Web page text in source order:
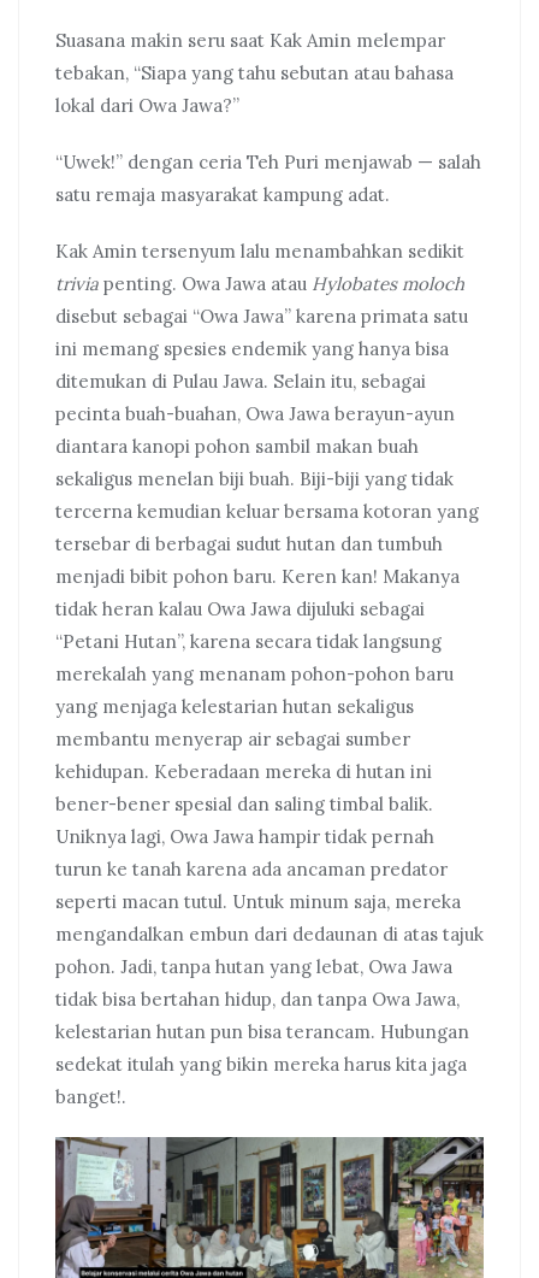
Suasana makin seru saat Kak Amin melempar
tebakan, “Siapa yang tahu sebutan atau bahasa
lokal dari Owa Jawa?”
“Uwek!” dengan ceria Teh Puri menjawab — salah
satu remaja masyarakat kampung adat.
Kak Amin tersenyum lalu menambahkan sedikit
trivia penting. Owa Jawa atau Hylobates moloch
disebut sebagai “Owa Jawa” karena primata satu
ini memang spesies endemik yang hanya bisa
ditemukan di Pulau Jawa. Selain itu, sebagai
pecinta buah-buahan, Owa Jawa berayun-ayun
diantara kanopi pohon sambil makan buah
sekaligus menelan biji buah. Biji-biji yang tidak
tercerna kemudian keluar bersama kotoran yang
tersebar di berbagai sudut hutan dan tumbuh
menjadi bibit pohon baru. Keren kan! Makanya
tidak heran kalau Owa Jawa dijuluki sebagai
“Petani Hutan”, karena secara tidak langsung
merekalah yang menanam pohon-pohon baru
yang menjaga kelestarian hutan sekaligus
membantu menyerap air sebagai sumber
kehidupan. Keberadaan mereka di hutan ini
bener-bener spesial dan saling timbal balik.
Uniknya lagi, Owa Jawa hampir tidak pernah
turun ke tanah karena ada ancaman predator
seperti macan tutul. Untuk minum saja, mereka
mengandalkan embun dari dedaunan di atas tajuk
pohon. Jadi, tanpa hutan yang lebat, Owa Jawa
tidak bisa bertahan hidup, dan tanpa Owa Jawa,
kelestarian hutan pun bisa terancam. Hubungan
sedekat itulah yang bikin mereka harus kita jaga
banget!.